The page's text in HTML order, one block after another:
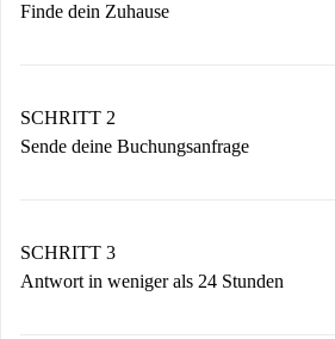
Finde dein Zuhause
Du erhältst alle notwendigen
SCHRITT 2
Sende deine Buchungsanfrage
Denk daran, dass wir dich erst
Vermieter zustimmt.
SCHRITT 3
Antwort in weniger als 24 Stunden